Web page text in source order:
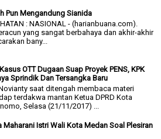
Pun Mengandung Sianida
: NASIONAL - (harianbuana.com).
yang sangat berbahaya dan akhir-akhir
bany...
OTT Dugaan Suap Proyek PENS, KPK
Sprindik Dan Tersangka Baru
saat ditengah membaca materi
terdakwa mantan Ketua DPRD Kota
Selasa (21/11/2017) ...
Maharani Istri Wali Kota Medan Soal Plesiran